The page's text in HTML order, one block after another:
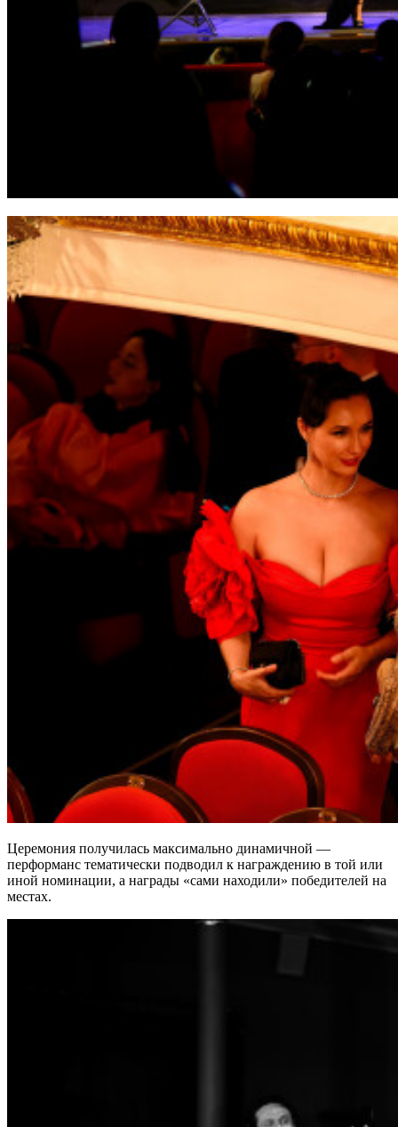
Церемония получилась максимально динамичной —
перформанс тематически подводил к награждению в той или
иной номинации, а награды «сами находили» победителей на
местах.